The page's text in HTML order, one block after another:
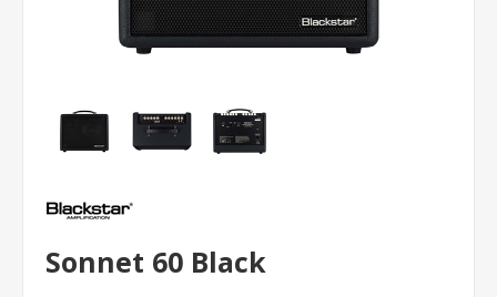
Sonnet 60 Black